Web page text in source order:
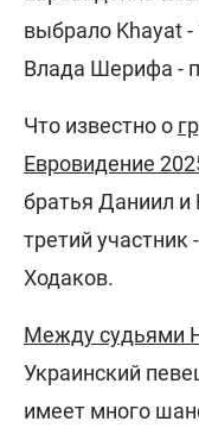
выбрало Khayat
Влада Шерифа -
Что известно о
Евровидение
братья Даниил
третий
Ходаков.
Между судьями
Украинский
имеет много